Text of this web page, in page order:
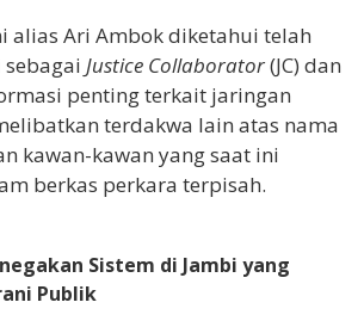
alias Ari Ambok diketahui telah
Justice Collaborator(JC) dan
penting terkait jaringan
terdakwa lain atas nama
kawan-kawan yang saat ini
berkas perkara terpisah.
Sistem di Jambi yang
Publik